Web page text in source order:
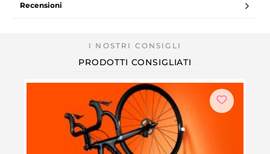
Recensioni
PRODOTTI CONSIGLIATI